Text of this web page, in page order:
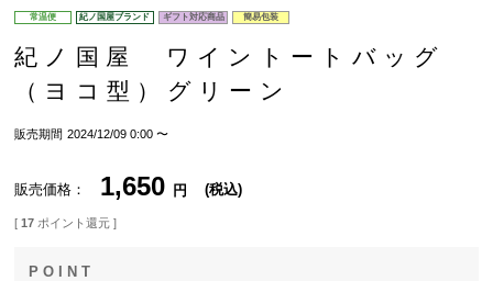
常温便 紀ノ国屋ブランド ギフト対応商品 簡易包装
紀ノ国屋 ワイントートバッグ
（ヨコ型）グリーン
販売期間 2024/12/09 0:00 〜
販売価格 1,650 税込
[ 17 ポイント還元 ]